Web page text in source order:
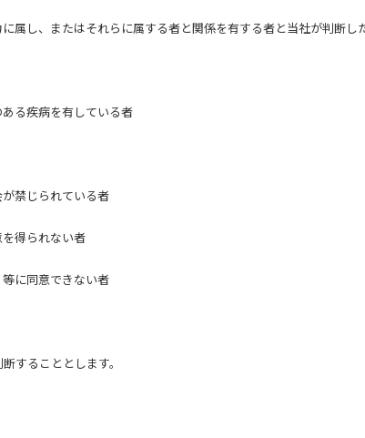
属し、またはそれらに属する者と関係を有する者と当社が判断し
る疾病を有している者
禁じられている者
得られない者
に同意できない者
することとします。